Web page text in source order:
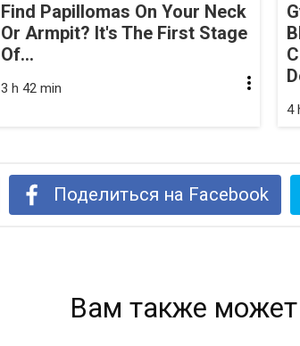
Find Papillomas On Your Neck
Or Armpit? It's The First Stage
Of...
3 h 42 min
4
Поделиться на Facebook
Вам также может